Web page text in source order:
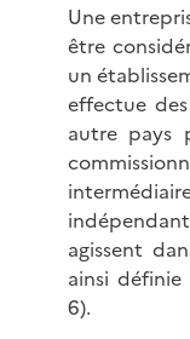
Une
être
un
effectue
autre pays
agissent
ainsi définie
6).